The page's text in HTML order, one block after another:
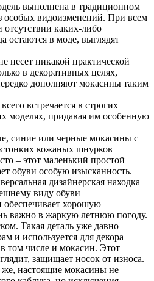
выполнена в традиционном
особых видоизменений. При всем
каких-либо
остаются в моде, выглядят
несет никакой практической
в декоративных целях,
дополняют мокасины таким
встречается в строгих
моделях, придавая им особенную
синие или черные мокасины с
тонких кожаных шнурков
– этот маленький простой
обуви особую изысканность.
дизайнерская находка
виду обуви
обеспечивает хорошую
важно в жаркую летнюю погоду.
Такая деталь уже давно
и используется для декора
том числе и мокасин. Этот
защищает носок от износа.
настоящие мокасины не